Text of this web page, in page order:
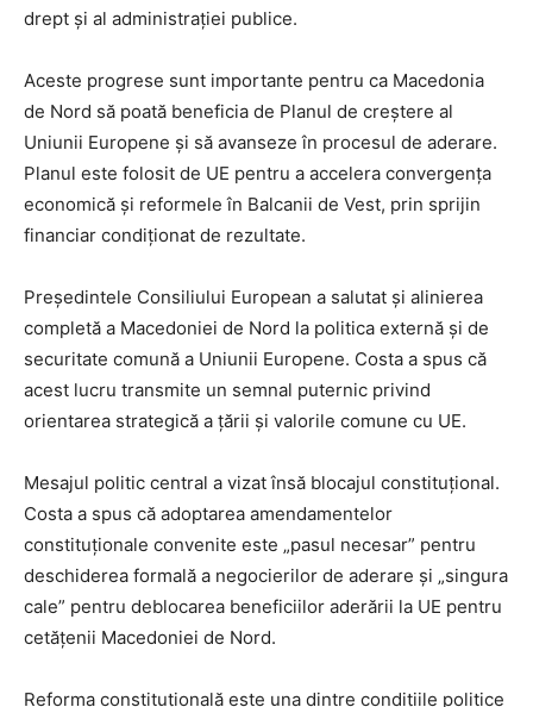
drept și al administrației publice.
Aceste progrese sunt importante pentru ca Macedonia
de Nord să poată beneficia de Planul de creștere al
Uniunii Europene și să avanseze în procesul de aderare.
Planul este folosit de UE pentru a accelera convergența
economică și reformele în Balcanii de Vest, prin sprijin
financiar condiționat de rezultate.
Președintele Consiliului European a salutat și alinierea
completă a Macedoniei de Nord la politica externă și de
securitate comună a Uniunii Europene. Costa a spus că
acest lucru transmite un semnal puternic privind
orientarea strategică a țării și valorile comune cu UE.
Mesajul politic central a vizat însă blocajul constituțional.
Costa a spus că adoptarea amendamentelor
constituționale convenite este „pasul necesar” pentru
deschiderea formală a negocierilor de aderare și „singura
cale” pentru deblocarea beneficiilor aderării la UE pentru
cetățenii Macedoniei de Nord.
Reforma constituțională este una dintre condițiile politice